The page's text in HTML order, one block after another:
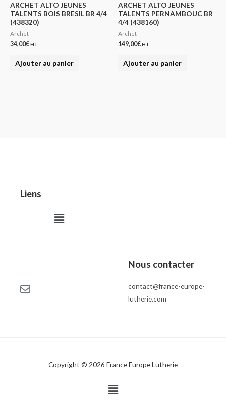
ARCHET ALTO JEUNES
TALENTS BOIS BRESIL BR 4/4
(438320)
Archet
34,00€HT
Ajouter au panier
ARCHET ALTO JEUNES
TALENTS PERNAMBOUC BR
4/4 (438160)
Archet
149,00€HT
Ajouter au panier
Liens
Menu
Nous contacter
contact@france-europe-
lutherie.com
Copyright © 2026 France Europe Lutherie
Menu